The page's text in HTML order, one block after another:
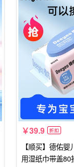
39.9 折扣
【顺买】德佑
用湿纸巾带盖80